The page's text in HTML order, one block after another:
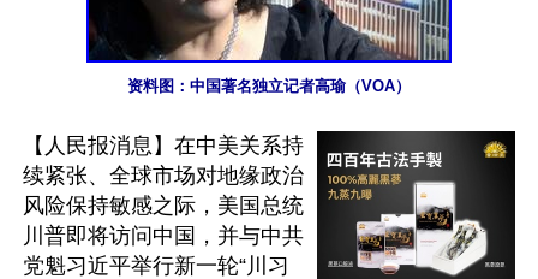
资料图：中国著名独立记者高瑜（VOA）
【人民报消息】在中美关系持
续紧张、全球市场对地缘政治
风险保持敏感之际，美国总统
川普即将访问中国，并与中共
党魁习近平举行新一轮“川习